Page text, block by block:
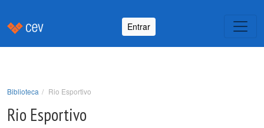
Entrar
Biblioteca Rio Esportivo
Rio Esportivo